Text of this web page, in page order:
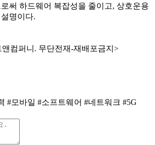
써 하드웨어 복잡성을 줄이고, 상호운용
명이다.
컴퍼니. 무단전재-재배포금지>
#모바일 #소프트웨어 #네트워크 #5G